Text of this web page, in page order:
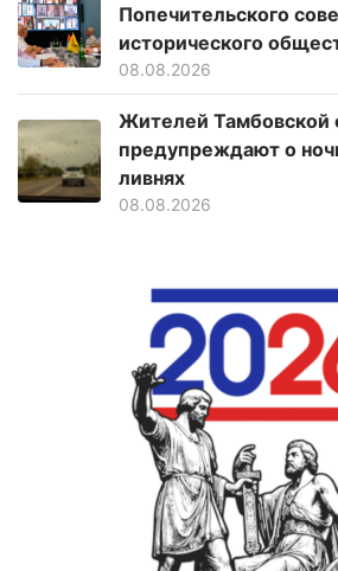
Попечительского
исторического
08.08.2026
Жителей Тамбовской
предупреждают о
ливнях
08.08.2026